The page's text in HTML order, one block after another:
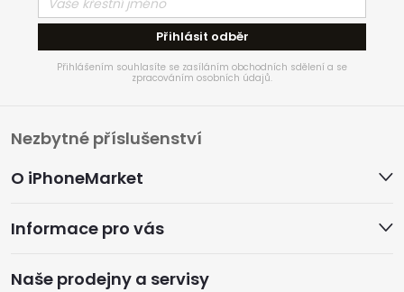
Přihlásit odběr
Přihlášením souhlasíte se zasíláním obchodních sdělení a se
zpracováním osobních údajů.
Z
á
p
a
O iPhoneMarket
Informace pro vás
Naše prodejny a servisy
Nezbytné příslušenství